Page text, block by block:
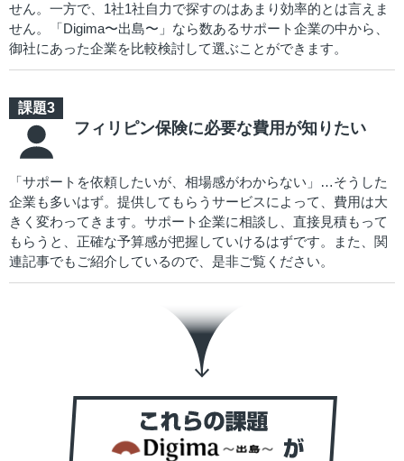
せん。一方で、1社1社自力で探すのはあまり効率的とは言えま
せん。「Digima〜出島〜」なら数あるサポート企業の中から、
御社にあった企業を比較検討して選ぶことができます。
フィリピン保険に必要な費用が知りたい
「サポートを依頼したいが、相場感がわからない」…そうした
企業も多いはず。提供してもらうサービスによって、費用は大
きく変わってきます。サポート企業に相談し、直接見積もって
もらうと、正確な予算感が把握していけるはずです。また、関
連記事でもご紹介しているので、是非ご覧ください。